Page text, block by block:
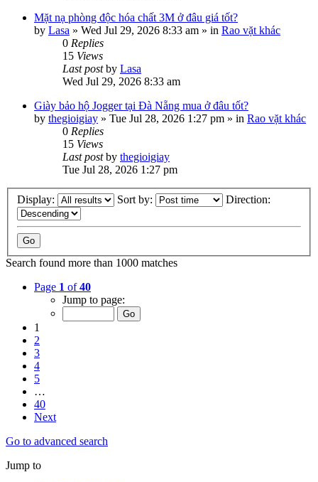
Mặt nạ phòng độc hóa chất 3M ở đâu giá tốt?
by Lasa » Wed Jul 29, 2026 8:33 am » in Rao vặt khác
0 Replies
15 Views
Last postby Lasa
Wed Jul 29, 2026 8:33 am
Giày bảo hộ Jogger tại Đà Nẵng mua ở đâu tốt?
by thegioigiay » Tue Jul 28, 2026 1:27 pm » in Rao vặt khác
0 Replies
15 Views
Last postby thegioigiay
Tue Jul 28, 2026 1:27 pm
Display: Sort by: Direction:
Search found more than 1000 matches
Page 1 of40
Jump to page:
1
2
3
4
5
…
40
Next
Go to advanced search
Jump to